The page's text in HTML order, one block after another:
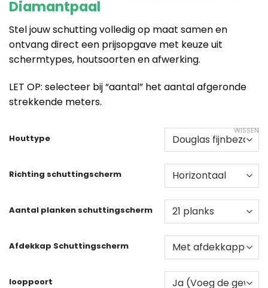
Diamantpaal
Stel jouw schutting volledig op maat samen en
ontvang direct een prijsopgave met keuze uit
schermtypes, houtsoorten en afwerking.
LET OP: selecteer bij “aantal” het aantal afgeronde
strekkende meters.
Houttype
Richting schuttingscherm
Aantal planken schuttingscherm
Afdekkap Schuttingscherm
looppoort
WISSEN